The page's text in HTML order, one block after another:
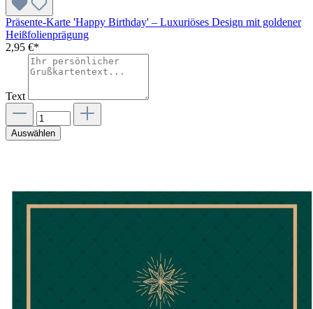
Präsente-Karte 'Happy Birthday' – Luxuriöses Design mit goldener
Heißfolienprägung
2,95 €*
Text
Auswählen